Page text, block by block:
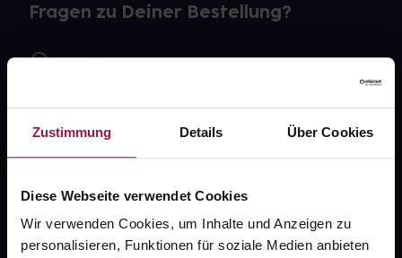
Zustimmung Details Über Cookies
Diese Webseite verwendet Cookies
Wir verwenden Cookies, um Inhalte und Anzeigen zu
personalisieren, Funktionen für soziale Medien anbieten
Fragen zu Deiner Bestellung?
Kontakt
gesund.de